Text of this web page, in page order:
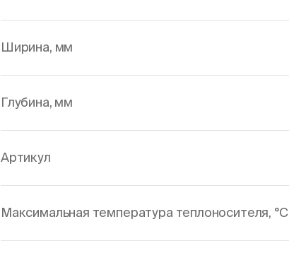
Ширина, мм
Глубина, мм
Артикул
Максимальная температура теплоносителя, °С